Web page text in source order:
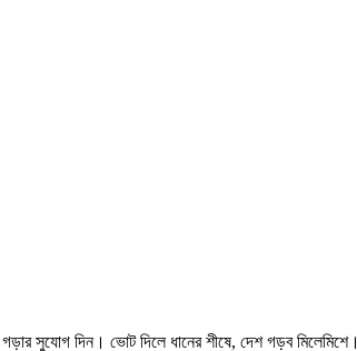
গড়ার সুযোগ দিন। ভোট দিলে ধানের শীষে, দেশ গড়ব মিলেমিশে।